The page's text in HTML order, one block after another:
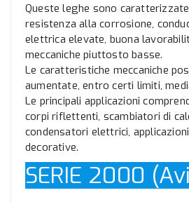
Queste leghe sono
resistenza alla corrosione,
elettrica elevate, buona
meccaniche piuttosto basse.
Le caratteristiche meccaniche
aumentate, entro certi limiti,
Le principali applicazioni
corpi riflettenti, scambiatori di
condensatori elettrici,
decorative.
SERIE 2000